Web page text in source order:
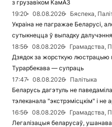
з грузавіком КамАЗ
19:20
08.08.2026
Бяспека,
Украіна не пагражае Беларусі,
сутыкнецца ў выпадку
18:56
08.08.2026
Грамадства,
Дзядок за жорсткую люстрацыю
Турарбекава — супраць
17:47
08.08.2026
Палітыка
Беларусь дагэтуль не
тэлеканала "экстрэмісцкім" і
16:56
08.08.2026
Грамадства,
Легалізацыя беларусаў,